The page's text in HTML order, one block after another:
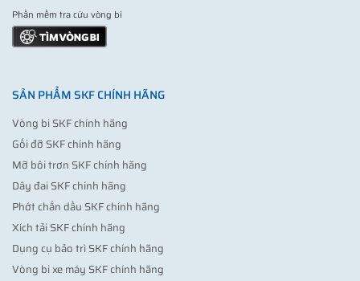
Phần mềm tra cứu vòng bi
SẢN PHẨM SKF CHÍNH HÃNG
Vòng bi SKF chính hãng
Gối đỡ SKF chính hãng
Mỡ bôi trơn SKF chính hãng
Dây đai SKF chính hãng
Phớt chắn dầu SKF chính hãng
Xích tải SKF chính hãng
Dụng cụ bảo trì SKF chính hãng
Vòng bi xe máy SKF chính hãng